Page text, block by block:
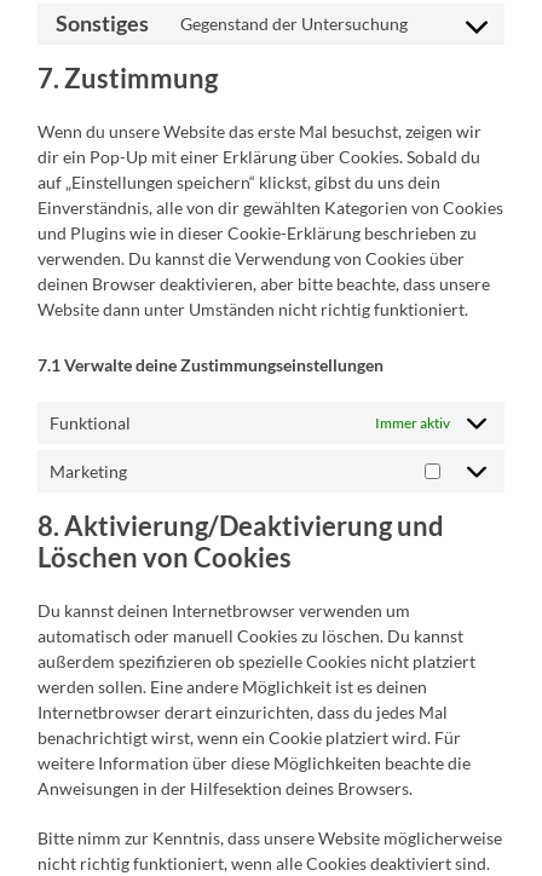
service
Sonstiges Gegenstand der Untersuchung
Consent
7. Zustimmung
Wenn du unsere Website das erste Mal besuchst, zeigen wir
dir ein Pop-Up mit einer Erklärung über Cookies. Sobald du
auf „Einstellungen speichern“ klickst, gibst du uns dein
Einverständnis, alle von dir gewählten Kategorien von Cookies
und Plugins wie in dieser Cookie-Erklärung beschrieben zu
verwenden. Du kannst die Verwendung von Cookies über
deinen Browser deaktivieren, aber bitte beachte, dass unsere
Website dann unter Umständen nicht richtig funktioniert.
7.1 Verwalte deine Zustimmungseinstellungen
Funktional Immer aktiv
Marketing Marketing
8. Aktivierung/Deaktivierung und
Löschen von Cookies
Du kannst deinen Internetbrowser verwenden um
automatisch oder manuell Cookies zu löschen. Du kannst
außerdem spezifizieren ob spezielle Cookies nicht platziert
werden sollen. Eine andere Möglichkeit ist es deinen
Internetbrowser derart einzurichten, dass du jedes Mal
benachrichtigt wirst, wenn ein Cookie platziert wird. Für
weitere Information über diese Möglichkeiten beachte die
Anweisungen in der Hilfesektion deines Browsers.
Bitte nimm zur Kenntnis, dass unsere Website möglicherweise
nicht richtig funktioniert, wenn alle Cookies deaktiviert sind.